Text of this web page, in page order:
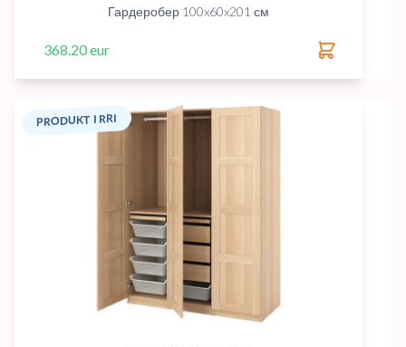
Гардеробер 100x60x201 см
368.20 eur
PRODUKT I RRI